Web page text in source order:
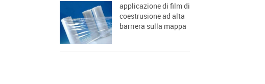
applicazione di film di
coestrusione ad alta
barriera sulla mappa